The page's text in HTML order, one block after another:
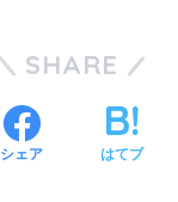
SHARE
シェア はてブ